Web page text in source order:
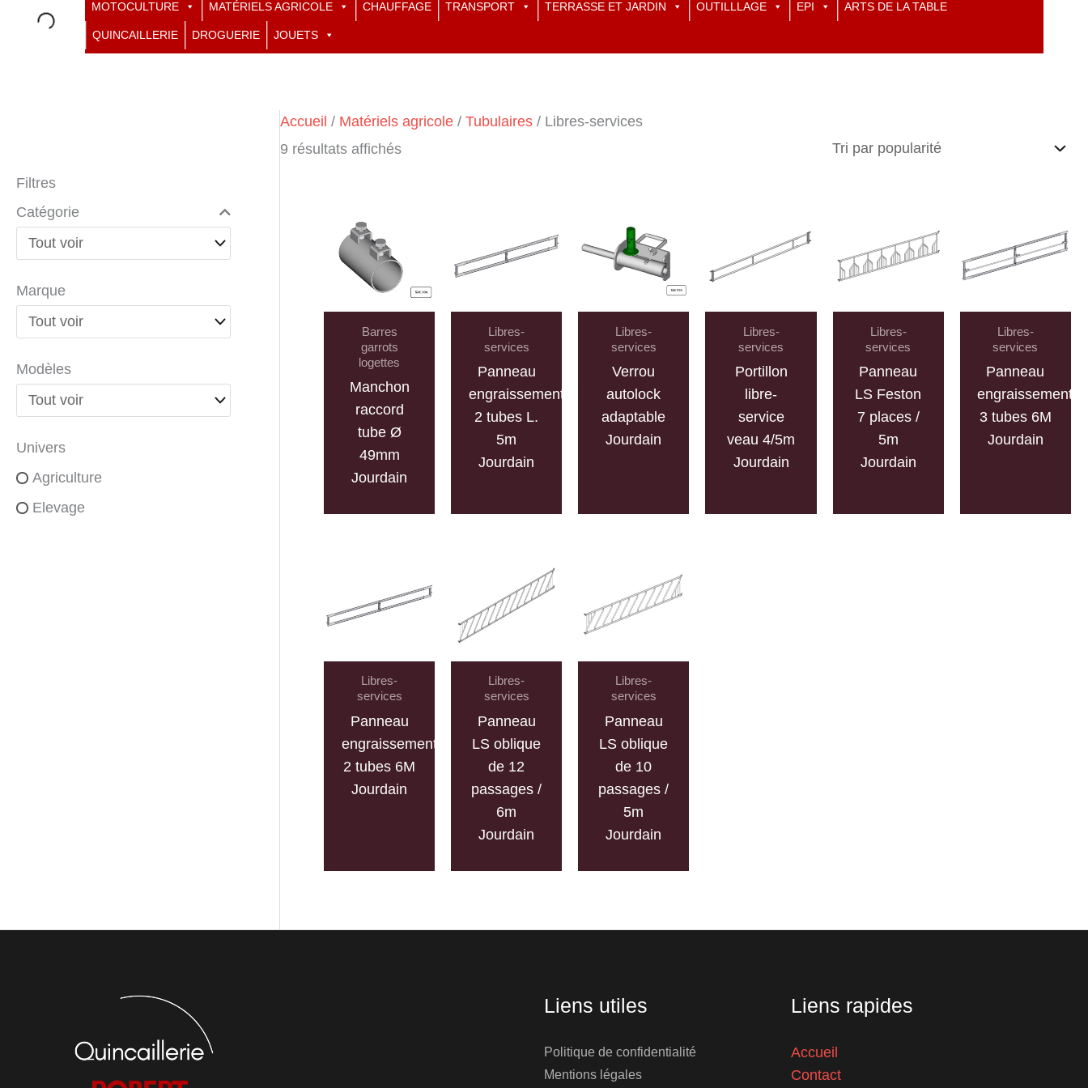
MOTOCULTURE MATÉRIELS AGRICOLE CHAUFFAGE TRANSPORT TERRASSE ET JARDIN OUTILLLAGE EPI ARTS DE LA TABLE
QUINCAILLERIE DROGUERIE JOUETS
Filtres
Catégorie
Marque
Modèles
Univers
Agriculture
Elevage
Accueil / Matériels agricole / Tubulaires / Libres-services
9 résultats affichés
Barres
garrots
logettes
Manchon
raccord
tube Ø
49mm
Jourdain
Libres-
services
Panneau
engraissement
2 tubes L.
5m
Jourdain
Libres-
services
Verrou
autolock
adaptable
Jourdain
Libres-
services
Portillon
libre-
service
veau 4/5m
Jourdain
Libres-
services
Panneau
LS Feston
7 places /
5m
Jourdain
Libres-
services
Panneau
engraissement
3 tubes 6M
Jourdain
Libres-
services
Panneau
engraissement
2 tubes 6M
Jourdain
Libres-
services
Panneau
LS oblique
de 12
passages /
6m
Jourdain
Libres-
services
Panneau
LS oblique
de 10
passages /
5m
Jourdain
Liens utiles
Politique de confidentialité
Mentions légales
Liens rapides
Accueil
Contact